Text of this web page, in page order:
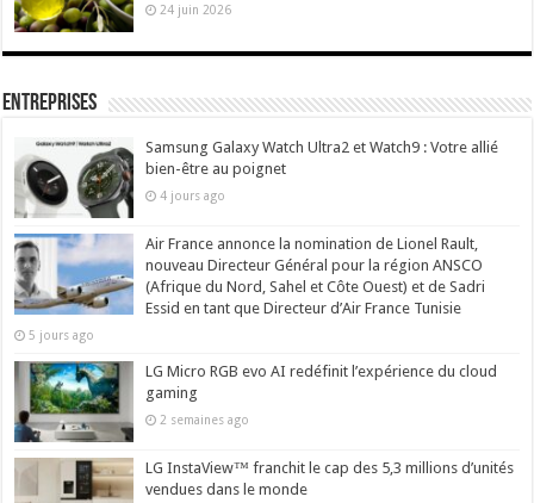
24 juin 2026
Entreprises
Samsung Galaxy Watch Ultra2 et Watch9 : Votre allié
bien-être au poignet
4 jours ago
Air France annonce la nomination de Lionel Rault,
nouveau Directeur Général pour la région ANSCO
(Afrique du Nord, Sahel et Côte Ouest) et de Sadri
Essid en tant que Directeur d’Air France Tunisie
5 jours ago
LG Micro RGB evo AI redéfinit l’expérience du cloud
gaming
2 semaines ago
LG InstaView™ franchit le cap des 5,3 millions d’unités
vendues dans le monde